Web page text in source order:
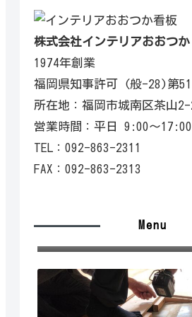
株式会社インテリアおおつか
1974年創業
福岡県知事許可 (般-28)第
所在地：福岡市城南区茶山
営業時間：平日 9:00〜17:00
TEL：092-863-2311
FAX：092-863-2313
Menu